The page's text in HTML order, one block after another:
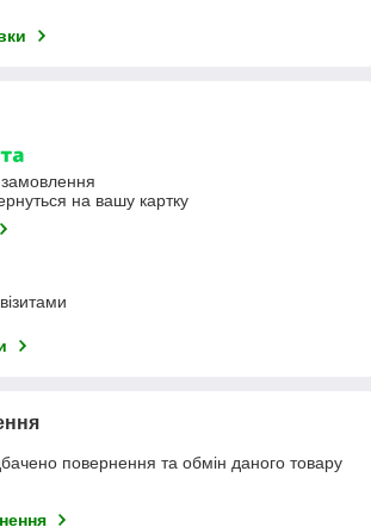
на вашу картку
повернення та обмін даного товару